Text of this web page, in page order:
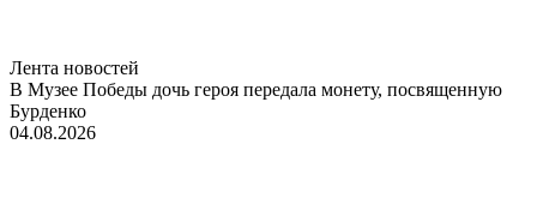
Лента новостей
В Музее Победы дочь героя передала монету, посвященную
Бурденко
04.08.2026